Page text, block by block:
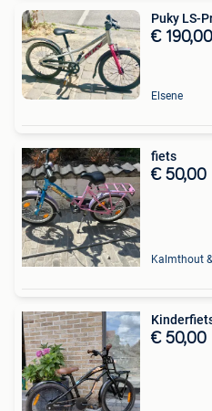
Puky LS-
€ 190,00
Elsene
fiets
€ 50,00
Kalmthout
€ 50,00